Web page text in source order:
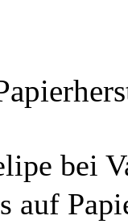
bei
auf